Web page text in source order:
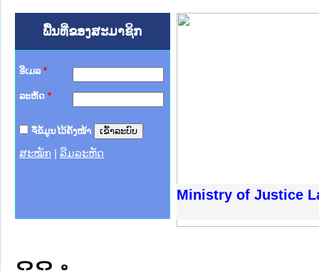
ພື້ນທີ່ຂອງສະມາຊິກ
ອີເມລ *
ລະຫັດ *
ຈື່ຂໍ້ມູນໄວ້ຄັ້ງໜ້າ
ສະໝັກ ລືມລະຫັດ
Ministry of Justice
ຊາຊົນ ພາກເໜືອ
ການ
ກາງ
ກໃຕ້
ນຕຳຫຼວດປະຊາຊົນ
ສັນຕິບານປະຊາຊົນ
ກເໜືອ
ຊາຊົນ ພາກກາງ